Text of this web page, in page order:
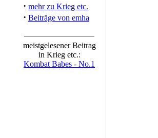
· mehr zu Krieg etc.
· Beiträge von emha
meistgelesener Beitrag
in Krieg etc.:
Kombat Babes - No.1